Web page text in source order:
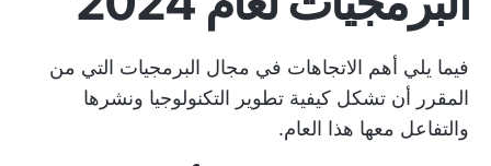
فيما يلي أهم الاتجاهات في مجال البرمجيات التي من
المقرر أن تشكل كيفية تطوير التكنولوجيا ونشرها
والتفاعل معها هذا العام.